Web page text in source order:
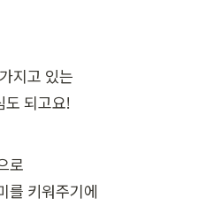
지고 있는
도 되고요!
로
를 키워주기에